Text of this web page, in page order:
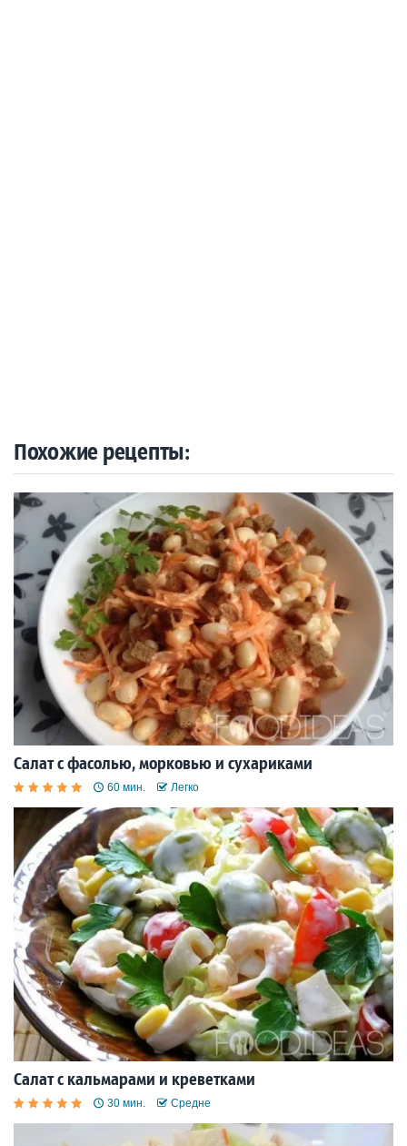
Похожие рецепты:
Салат с фасолью, морковью и сухариками
60 мин. Легко
Салат с кальмарами и креветками
30 мин. Средне